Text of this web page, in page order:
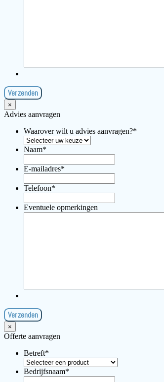
×
Advies aanvragen
Waarover wilt u advies aanvragen?*
Naam*
E-mailadres*
Telefoon*
Eventuele opmerkingen
×
Offerte aanvragen
Betreft*
Bedrijfsnaam*